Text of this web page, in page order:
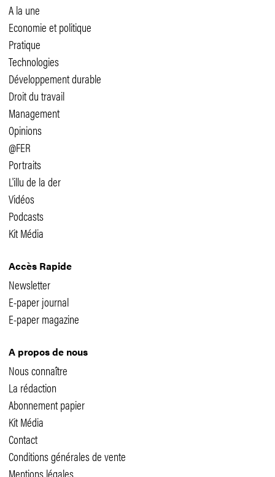
A la une
Economie et politique
Pratique
Technologies
Développement durable
Droit du travail
Management
Opinions
@FER
Portraits
L'illu de la der
Vidéos
Podcasts
Kit Média
Accès Rapide
Newsletter
E-paper journal
E-paper magazine
A propos de nous
Nous connaître
La rédaction
Abonnement papier
Kit Média
Contact
Conditions générales de vente
Mentions légales